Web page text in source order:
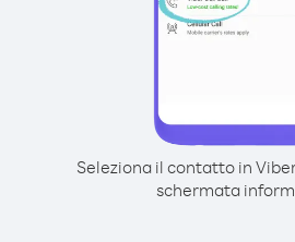
Seleziona il contatto in
schermata